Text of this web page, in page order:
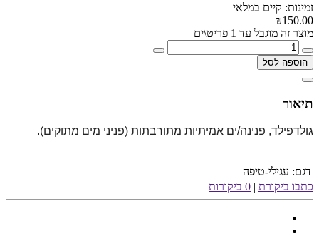
זמינות: קיים במלאי
₪150.00
מוצר זה מוגבל עד 1 פריט\ים
הוספה לסל
תיאור
גולדפילד, פנינה/ים אמיתיות מתורבתות (פניני מים מתוקים).
דגם: עגילי-טיפה
כתבו ביקורת | 0 ביקורות